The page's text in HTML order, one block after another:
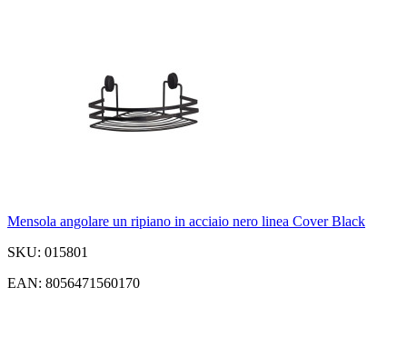
Mensola angolare un ripiano in acciaio nero linea Cover Black
SKU: 015801
EAN: 8056471560170